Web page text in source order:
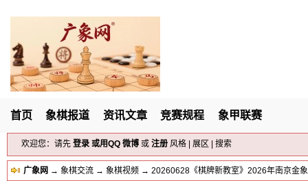
首页 象棋报道 资讯文章 竞赛规程 象甲联赛
欢迎您：请先 登录 或用QQ 微博 或 注册 风格 展区 搜索
广象网 → 象棋交流 → 象棋视频 → 20260628《棋牌新教室》2026年南京金